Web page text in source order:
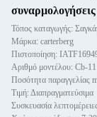
συναρμολογήσεις
Τόπος καταγωγής:
Μάρκα: carterberg
Πιστοποίηση:
Αριθμό μοντέλου: Cb-11
Ποσότητα παραγγελίας
Τιμή: Διαπραγματεύσιμα
Συσκευασία